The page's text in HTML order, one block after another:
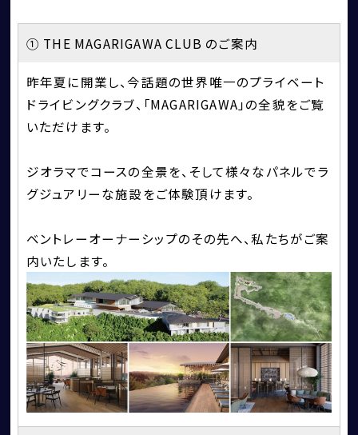
① THE MAGARIGAWA CLUB のご案内
昨年夏に開業し、今話題の世界唯一のプライベート
ドライビングクラブ、「MAGARIGAWA」の全貌をご覧
いただけます。
ジオラマでコースの全景を、そして様々なパネルでラ
グジュアリーな施設をご体験頂けます。
ベントレーオーナーシップのその先へ、私たちがご案
内いたします。